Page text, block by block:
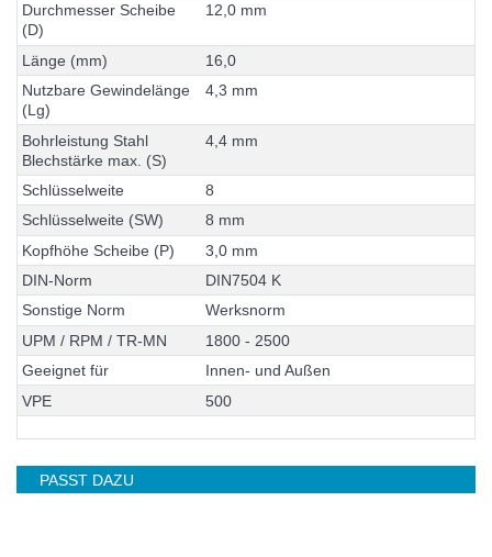
Durchmesser Scheibe
(D)
12,0 mm
Länge (mm) 16 0
Nutzbare Gewindelänge
(Lg)
4, 3 mm
Bohrleistung Stahl
Blechstärke max (S)
4, 4 mm
Schlüsselweite
8
Schlüsselweite (SW) 8 mm
Kopfhöhe Scheibe (P) 3 0 mm
DIN-Norm DIN7504 K
Sonstige Norm Werksnorm
UPM / RPM / TR-MN 1800 - 2500
Geeignet für Innen- und Außen
VPE 500
PASST DAZU